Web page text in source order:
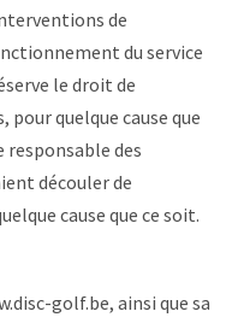
de
du service
le droit de
quelque cause que
des
découler de
cause que ce soit.
golf.be, ainsi que sa